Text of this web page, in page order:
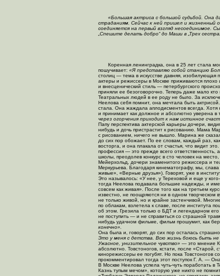
«Большая актриса с большой судьбой. Она
страданиям. Сейчас к ней пришел и жизненный
соединяется на первый взгляд несоединимое.
„Спешите делать добро“ до Маши в „Трех
Коренная ленинградка, она в 25 лет стала
пошучивает: «Я представляю собой станцию
столиц — тема в искусстве давняя, изобилующая
актеры и режиссеры в Москве приживаются
и внесценический стиль — петербургского
приняли ее безоговорочно. Теперь даже мало
Театральных людей в ее роду не было. За
Неелова себя помнит, она мечтала быть
стала. Она жаждала аплодисментов всегда.
и принимает как должное и абсолютно уверена в
через огорчения приходит к нам истинное
Папу перспектива актерской карьеры дочери,
нибудь и дочь пристрастит к рисованию. Мама
с рисованием, ничего не вышло. Марина же
до сих пор обожает. По ее словам, каждый раз,
восторга, и она плакала от счастья, что видит
профессия — это прежде всего ответственность,
школы, преодолев конкурс в сто человек на
Мейерхольд, дочери знаменитого режиссера и
Меркурьева. Благодаря кинематографу, мы,
живые», «Верные друзья»). Говорят, уже в
Это называлось: «У нее, у Тереховой и еще у
тогда Неелова подавала большие надежды, и
совсем как живая». После того как на третьем
известно, не поощряются ни в одном творческом
не только живой, но и крайне застенчивой.
по облакам, взлетела к славе, после института
об этом. Грезила только о БДТ и легендарном
не поступить — и не справиться со страшной
нибудь удачном фильме, фильм прошумит, как
конечно».
Она была и, говорят, до сих пор осталась
Это у меня с детства. Всю жизнь боюсь быть
Ужасное, унизительное чувство» — это мнение
абсолютно. Товстоногов, кстати, после «Старой,
кинорежиссеры ее погубят. Но пока Товстоногов
прокомментировал тогда этот поступок Г. А. —
В Москве Неелова успела чуть-чуть поработать
Казнь тупым мечом», которую уже никто не